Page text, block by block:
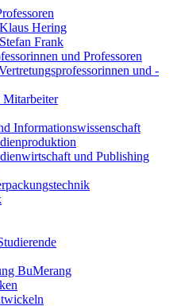
Hering
Frank
und Professoren
und -
Mitarbeiter
Informationswissenschaft
und Publishing
BuMerang